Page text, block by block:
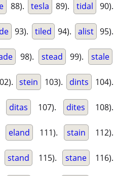
88). tesla 89). tidal 90).
93). tiled 94). alist 95).
98). stead 99). stale
stein 103). dints 104).
ditas 107). dites 108).
eland 111). stain 112).
stand 115). stane 116).